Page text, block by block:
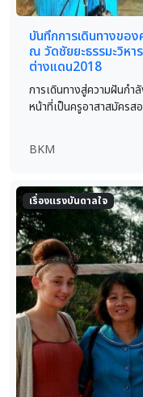
บันทึกการเดินทางขอ
ณ วัดชัยยะธรรมะวิหา
ต่างแดน2018
การเดินทางสู่ความฝันกำ
หน้าที่เป็นครูอาสาสมัครส
BKM
เรื่องแรงบันดาลใจ